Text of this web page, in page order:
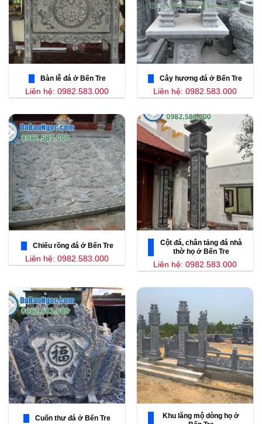
Bàn lễ đá ở Bến Tre
Liên hệ: 0982.583.000
Cây hương đá ở Bến Tre
Liên hệ: 0982.583.000
Chiếu rồng đá ở Bến Tre
Liên hệ: 0982.583.000
Cột đá, chân tảng đá nhà
thờ họ ở Bến Tre
Liên hệ: 0982.583.000
Cuốn thư đá ở Bến Tre
Khu lăng mộ dòng họ ở